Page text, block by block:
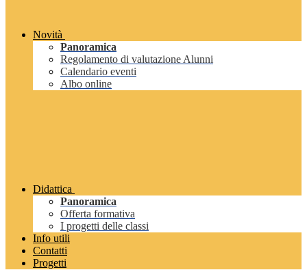
Novità
Panoramica
Regolamento di valutazione Alunni
Calendario eventi
Albo online
Didattica
Panoramica
Offerta formativa
I progetti delle classi
Info utili
Contatti
Progetti